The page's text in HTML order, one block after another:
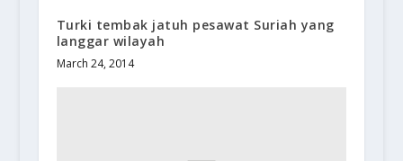
Turki tembak jatuh pesawat Suriah yang
langgar wilayah
March 24, 2014